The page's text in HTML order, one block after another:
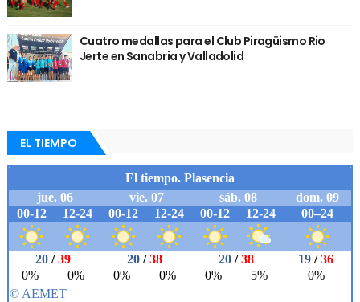
Cuatro medallas para el Club Piragüismo Rio
Jerte en Sanabria y Valladolid
EL TIEMPO